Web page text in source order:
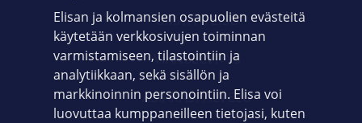
OMAYHTEISÖ
VIANSELVITYS
ASIAKASPALVELU
Elisan ja kolmansien osapuolien evästeitä
käytetään verkkosivujen toiminnan
varmistamiseen, tilastointiin ja
analytiikkaan, sekä sisällön ja
markkinoinnin personointiin. Elisa voi
luovuttaa kumppaneilleen tietojasi, kuten